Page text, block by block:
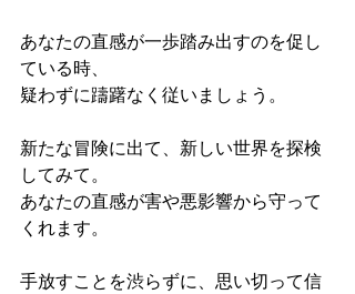
あなたの直感が一歩踏み出すのを促し
ている時、
疑わずに躊躇なく従いましょう。
新たな冒険に出て、新しい世界を探検
してみて。
あなたの直感が害や悪影響から守って
くれます。
手放すことを渋らずに、思い切って信